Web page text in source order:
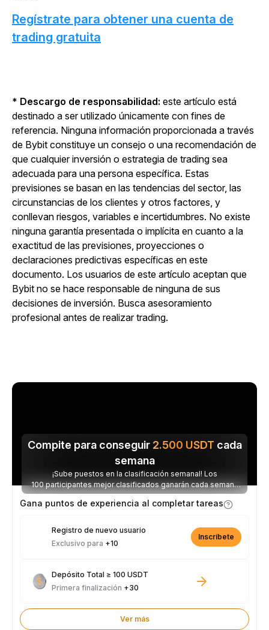
Regístrate para obtener una cuenta de
trading gratuita
* Descargo de responsabilidad: este artículo está
destinado a ser utilizado únicamente con fines de
referencia. Ninguna información proporcionada a través
de Bybit constituye un consejo o una recomendación de
que cualquier inversión o estrategia de trading sea
adecuada para una persona específica. Estas
previsiones se basan en las tendencias del sector, las
circunstancias de los clientes y otros factores, y
conllevan riesgos, variables e incertidumbres. No existe
ninguna garantía presentada o implícita en cuanto a la
exactitud de las previsiones, proyecciones o
declaraciones predictivas específicas en este
documento. Los usuarios de este artículo aceptan que
Bybit no se hace responsable de ninguna de sus
decisiones de inversión. Busca asesoramiento
profesional antes de realizar trading.
Compite para conseguir 2.500 USDT cada
semana
¡Sube puestos en la clasificación semanal! Los
100 participantes mejor clasificados ganarán cada semana
parte de los 2.500 USDT disponibles.
Gana puntos de experiencia al completar tareas
Registro de nuevo usuario
Exclusivo para +10
Inscríbete
Depósito Total ≥ 100 USDT
Primera finalización +30
Ver más